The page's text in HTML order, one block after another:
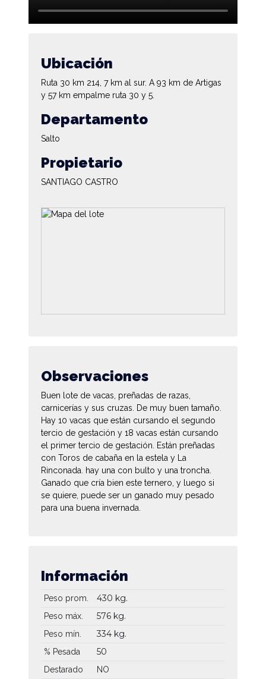
Ubicación
Ruta 30 km 214, 7 km al sur. A 93 km de Artigas
y 57 km empalme ruta 30 y 5.
Departamento
Salto
Propietario
SANTIAGO CASTRO
Observaciones
Buen lote de vacas, preñadas de razas,
carnicerías y sus cruzas. De muy buen tamaño.
Hay 10 vacas que están cursando el segundo
tercio de gestación y 18 vacas están cursando
el primer tercio de gestación. Están preñadas
con Toros de cabaña en la estela y La
Rinconada. hay una con bulto y una troncha.
Ganado que cría bien este ternero, y luego si
se quiere, puede ser un ganado muy pesado
para una buena invernada.
Información
Peso prom. 430 kg.
Peso máx. 576 kg.
Peso mín. 334 kg.
% Pesada 50
Destarado NO